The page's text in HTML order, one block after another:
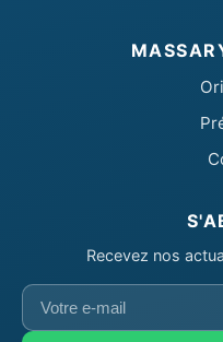
Recevez nos
Votre
e-